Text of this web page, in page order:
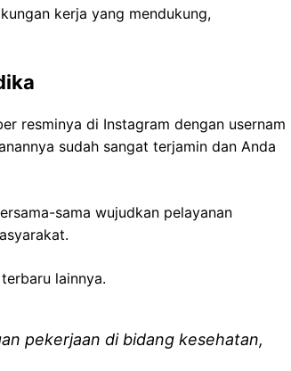
kerja yang mendukung,
resminya di Instagram dengan usernam
sudah sangat terjamin dan Anda
sama wujudkan pelayanan
terbaru lainnya.
pekerjaan di bidang kesehatan,